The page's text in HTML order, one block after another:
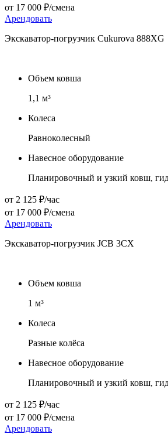
от 17 000 ₽/смена
Арендовать
Экскаватор-погрузчик Cukurova 888XG
Объем ковша
1,1 м³
Колеса
Равноколесный
Навесное оборудование
Планировочный и узкий ковш,
от 2 125 ₽/час
от 17 000 ₽/смена
Арендовать
Экскаватор-погрузчик JCB 3CX
Объем ковша
1 м³
Колеса
Разные колёса
Навесное оборудование
Планировочный и узкий ковш,
от 2 125 ₽/час
от 17 000 ₽/смена
Арендовать